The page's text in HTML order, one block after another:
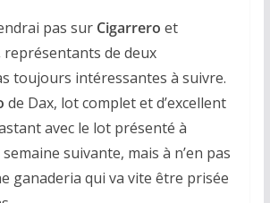
pas sur Cigarrero et
représentants de deux
toujours intéressantes à suivre.
de Dax, lot complet et d’excellent
avec le lot présenté à
suivante, mais à n’en pas
ganaderia qui va vite être prisée